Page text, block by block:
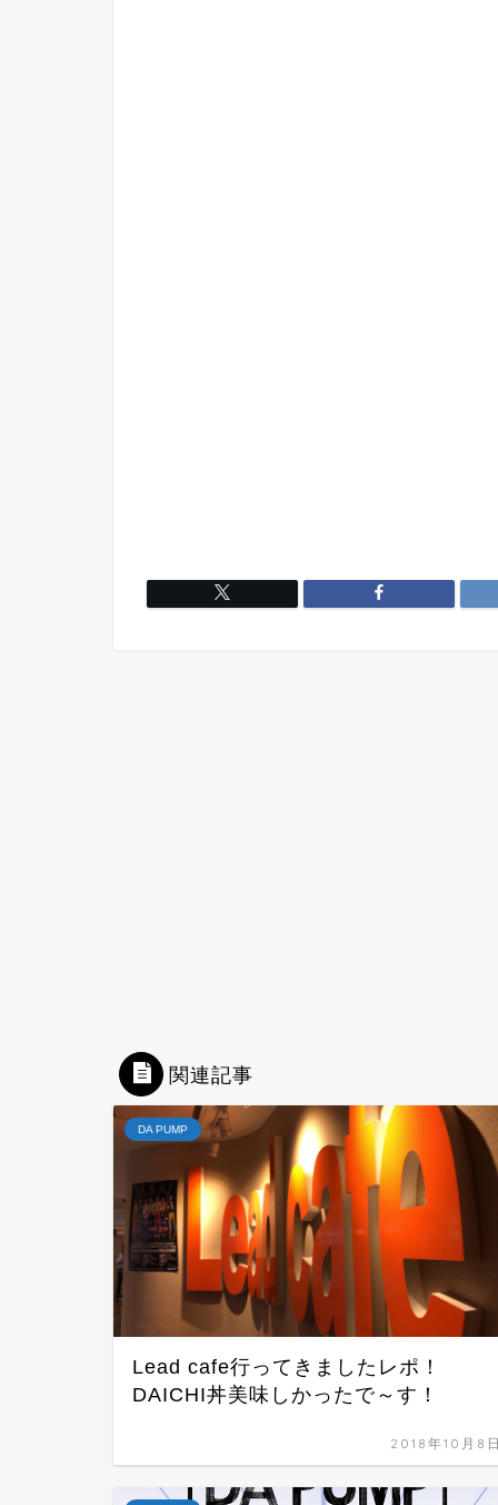
関連記事
DA PUMP
Lead cafe行ってきましたレポ！
DAICHI丼美味しかったで～す！
2018年10月8